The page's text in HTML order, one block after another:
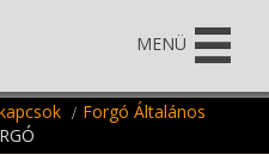
MENÜ
Forgó Általános